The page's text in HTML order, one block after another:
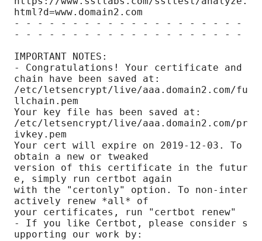
html?d=www.domain2.com
- - - - - - - - - - - - - - - - - - - -
- - - - - - - - - - - - - - - - - - - -
IMPORTANT NOTES:
- Congratulations! Your certificate and
chain have been saved at:
/etc/letsencrypt/live/aaa.domain2.com/fu
llchain.pem
Your key file has been saved at:
/etc/letsencrypt/live/aaa.domain2.com/pr
ivkey.pem
Your cert will expire on 2019-12-03. To
obtain a new or tweaked
version of this certificate in the futur
e, simply run certbot again
with the "certonly" option. To non-inter
actively renew *all* of
your certificates, run "certbot renew"
- If you like Certbot, please consider s
upporting our work by: